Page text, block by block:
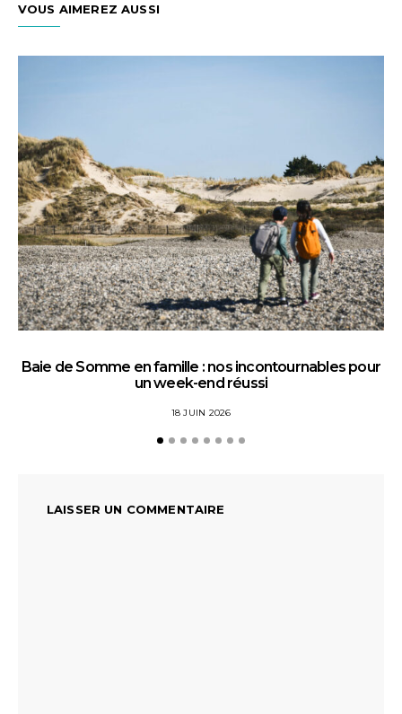
VOUS AIMEREZ AUSSI
Baie de Somme en famille : nos incontournables pour
un week-end réussi
18 JUIN 2026
LAISSER UN COMMENTAIRE